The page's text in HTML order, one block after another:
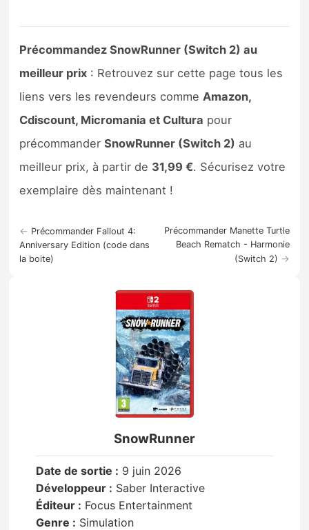
Précommandez SnowRunner (Switch 2) au
meilleur prix : Retrouvez sur cette page tous les
liens vers les revendeurs comme Amazon,
Cdiscount, Micromania et Cultura pour
précommanderSnowRunner (Switch 2) au
meilleur prix, à partir de 31,99 €. Sécurisez votre
exemplaire dès maintenant !
← Précommander Fallout 4:
Anniversary Edition (code dans
la boite)
Précommander Manette Turtle
Beach Rematch - Harmonie
(Switch 2) →
SnowRunner
Date de sortie : 9 juin 2026
Développeur : Saber Interactive
Éditeur : Focus Entertainment
Genre : Simulation